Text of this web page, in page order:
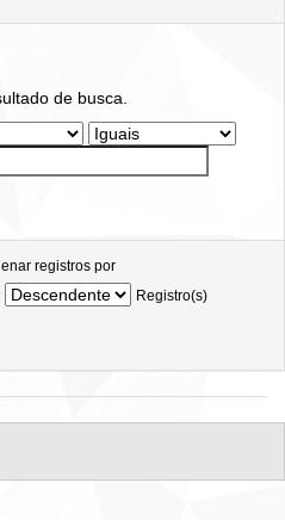
de busca.
registros por
Registro(s)